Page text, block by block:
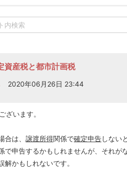
資産税と都市計画税
2020年06月26日 23:44
ざいます。
は、 譲渡所得関係で確定申告しない
で申告するかもしれませんが、それが
かもしれないです。